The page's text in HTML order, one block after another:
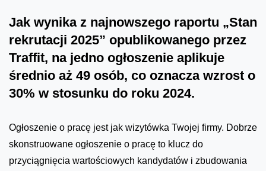
Jak wynika z najnowszego raportu „Stan
rekrutacji 2025” opublikowanego przez
Traffit, na jedno ogłoszenie aplikuje
średnio aż 49 osób, co oznacza wzrost o
30% w stosunku do roku 2024.
Ogłoszenie o pracę jest jak wizytówka Twojej firmy. Dobrze
skonstruowane ogłoszenie o pracę to klucz do
przyciągnięcia wartościowych kandydatów i zbudowania